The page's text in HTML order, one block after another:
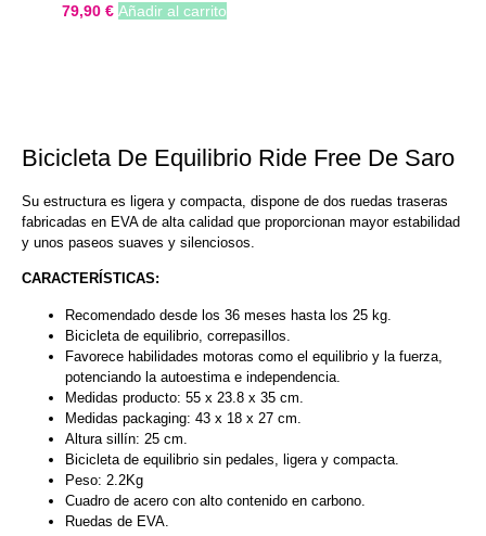
79,90 € Añadir al carrito
Bicicleta De Equilibrio Ride Free De Saro
Su estructura es ligera y compacta, dispone de dos ruedas traseras
fabricadas en EVA de alta calidad que proporcionan mayor estabilidad
y unos paseos suaves y silenciosos.
CARACTERÍSTICAS:
Recomendado desde los 36 meses hasta los 25 kg.
Bicicleta de equilibrio, correpasillos.
Favorece habilidades motoras como el equilibrio y la fuerza,
potenciando la autoestima e independencia.
Medidas producto: 55 x 23.8 x 35 cm.
Medidas packaging: 43 x 18 x 27 cm.
Altura sillín: 25 cm.
Bicicleta de equilibrio sin pedales, ligera y compacta.
Peso: 2.2Kg
Cuadro de acero con alto contenido en carbono.
Ruedas de EVA.